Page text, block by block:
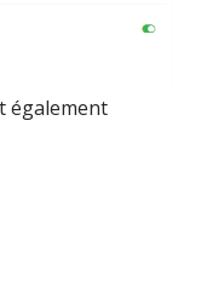
également